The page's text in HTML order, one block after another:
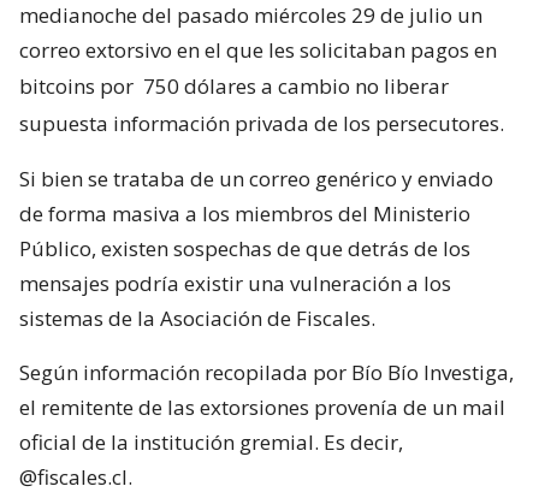
medianoche del pasado miércoles 29 de julio un
correo extorsivo en el que les solicitaban pagos en
bitcoins por 750 dólares a cambio no liberar
supuesta información privada de los persecutores.
Si bien se trataba de un correo genérico y enviado
de forma masiva a los miembros del Ministerio
Público, existen sospechas de que detrás de los
mensajes podría existir una vulneración a los
sistemas de la Asociación de Fiscales.
Según información recopilada por Bío Bío Investiga,
el remitente de las extorsiones provenía de un mail
oficial de la institución gremial. Es decir,
@fiscales.cl.